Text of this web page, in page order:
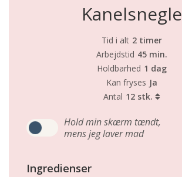
Kanelsnegle
Tid i alt 2 timer
Arbejdstid 45 min.
Holdbarhed 1 dag
Kan fryses Ja
Antal 12 stk.
Hold min skærm tændt,
mens jeg laver mad
Ingredienser